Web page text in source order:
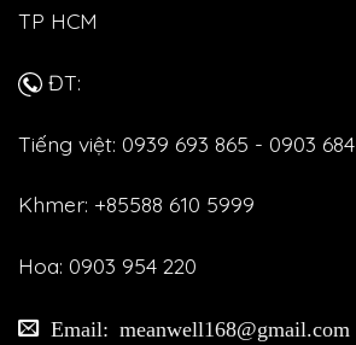
TP HCM
ĐT:
Tiếng việt: 0939 693 865 - 0903
Khmer: +85588 610 5999
Hoa: 0903 954 220
Email: meanwell168@gmail.com